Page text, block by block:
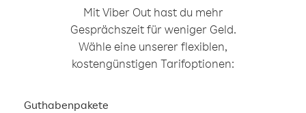
Mit Viber Out hast du mehr
Gesprächszeit für weniger Geld.
Wähle eine unserer flexiblen,
kostengünstigen Tarifoptionen:
Guthabenpakete